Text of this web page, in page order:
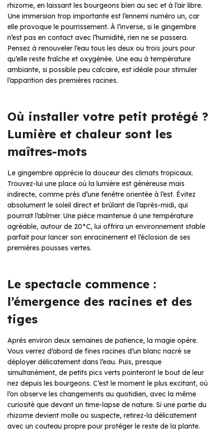
rhizome, en laissant les bourgeons bien au sec et à l’air libre.
Une immersion trop importante est l’ennemi numéro un, car
elle provoque le pourrissement. À l’inverse, si le gingembre
n’est pas en contact avec l’humidité, rien ne se passera.
Pensez à renouveler l’eau tous les deux ou trois jours pour
qu’elle reste fraîche et oxygénée. Une eau à température
ambiante, si possible peu calcaire, est idéale pour stimuler
l’apparition des premières racines.
Où installer votre petit protégé ?
Lumière et chaleur sont les
maîtres-mots
Le gingembre apprécie la douceur des climats tropicaux.
Trouvez-lui une place où la lumière est généreuse mais
indirecte, comme près d’une fenêtre orientée à l’est. Évitez
absolument le soleil direct et brûlant de l’après-midi, qui
pourrait l’abîmer. Une pièce maintenue à une température
agréable, autour de 20°C, lui offrira un environnement stable
parfait pour lancer son enracinement et l’éclosion de ses
premières pousses vertes.
Le spectacle commence :
l’émergence des racines et des
tiges
Après environ deux semaines de patience, la magie opère.
Vous verrez d’abord de fines racines d’un blanc nacré se
déployer délicatement dans l’eau. Puis, presque
simultanément, de petits pics verts pointeront le bout de leur
nez depuis les bourgeons. C’est le moment le plus excitant, où
l’on observe les changements au quotidien, avec la même
curiosité que devant un time-lapse de nature. Si une partie du
rhizome devient molle ou suspecte, retirez-la délicatement
avec un couteau propre pour protéger le reste de la plante.